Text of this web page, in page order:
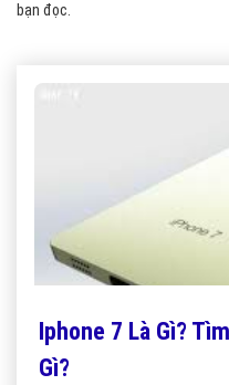
bạn đọc.
Iphone 7 Là Gì?
Gì?